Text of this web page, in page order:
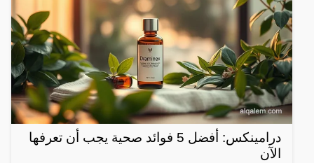
درامينكس: أفضل 5 فوائد صحية يجب أن تعرفها
الآن